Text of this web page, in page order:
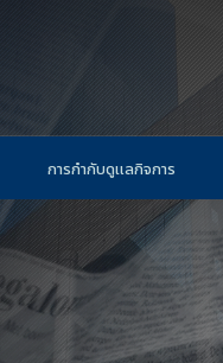
การกำกับดูแลกิจการ